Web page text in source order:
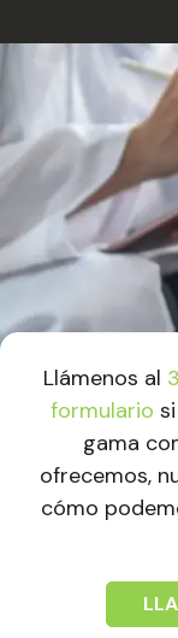
Llámenos al
formulario
gama
ofrecemos,
cómo